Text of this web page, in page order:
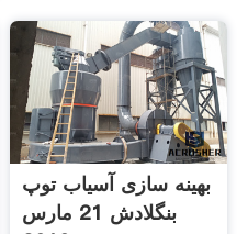
بهینه سازی آسیاب توپ
بنگلادش 21 مارس